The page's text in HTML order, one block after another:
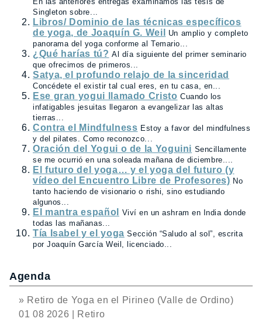
Singleton sobre...
Libros/ Dominio de las técnicas específicos
de yoga, de Joaquín G. Weil
Un amplio y completo
panorama del yoga conforme al Temario...
¿Qué harías tú? Al día siguiente del primer seminario
que ofrecimos de primeros...
Satya, el profundo relajo de la sinceridad
Concédete el existir tal cual eres, en tu casa, en...
Ese gran yogui llamado Cristo Cuando los
infatigables jesuitas llegaron a evangelizar las altas
tierras...
Contra el Mindfulness Estoy a favor del mindfulness
y del pilates. Como reconozco...
Oración del Yogui o de la Yoguini Sencillamente
se me ocurrió en una soleada mañana de diciembre....
El futuro del yoga… y el yoga del futuro (y
vídeo del Encuentro Libre de Profesores) No
tanto haciendo de visionario o rishi, sino estudiando
algunos...
El mantra español
Viví en un ashram en India donde
todas las mañanas...
Tía Isabel y el yoga Sección “Saludo al sol”, escrita
por Joaquín García Weil, licenciado...
Agenda
» Retiro de Yoga en el Pirineo (Valle de Ordino)
01 08 2026 | Retiro